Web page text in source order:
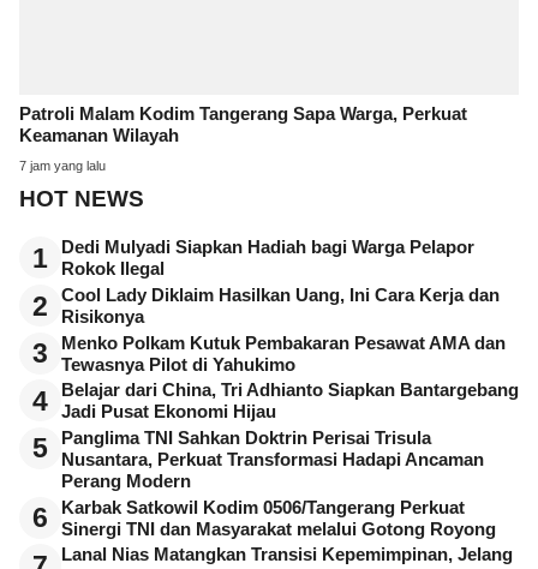
Patroli Malam Kodim Tangerang Sapa Warga, Perkuat
Keamanan Wilayah
7 jam yang lalu
HOT NEWS
1
Dedi Mulyadi Siapkan Hadiah bagi Warga Pelapor
Rokok Ilegal
2
Cool Lady Diklaim Hasilkan Uang, Ini Cara Kerja dan
Risikonya
3
Menko Polkam Kutuk Pembakaran Pesawat AMA dan
Tewasnya Pilot di Yahukimo
4
Belajar dari China, Tri Adhianto Siapkan Bantargebang
Jadi Pusat Ekonomi Hijau
5
Panglima TNI Sahkan Doktrin Perisai Trisula
Nusantara, Perkuat Transformasi Hadapi Ancaman
Perang Modern
6
Karbak Satkowil Kodim 0506/Tangerang Perkuat
Sinergi TNI dan Masyarakat melalui Gotong Royong
Lanal Nias Matangkan Transisi Kepemimpinan, Jelang